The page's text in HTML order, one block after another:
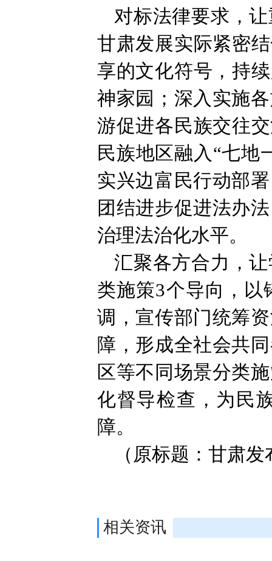
对标法律要求，
甘肃发展实际紧密
享的文化符号，持
神家园；深入实施
游促进各民族交往
民族地区融入“七地
实兴边富民行动部
团结进步促进法办
治理法治化水平。
汇聚各方合力，
类施策3个导向，以
调，宣传部门统筹
障，形成全社会共
区等不同场景分类
化督导检查，为民
障。
（原标题：甘肃
相关资讯